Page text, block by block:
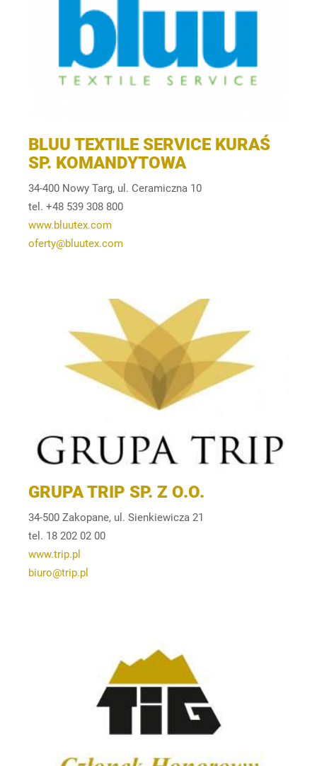
BLUU TEXTILE SERVICE KURAŚ
SP. KOMANDYTOWA
34-400 Nowy Targ, ul. Ceramiczna 10
tel. +48 539 308 800
www.bluutex.com
oferty@bluutex.com
GRUPA TRIP SP. Z O.O.
34-500 Zakopane, ul. Sienkiewicza 21
tel. 18 202 02 00
www.trip.pl
biuro@trip.pl